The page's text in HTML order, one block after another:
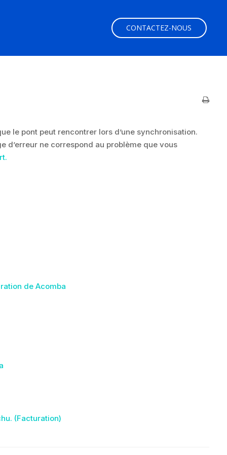
CONTACTEZ-NOUS
le pont peut rencontrer lors d’une synchronisation.
d’erreur ne correspond au problème que vous
de Acomba
(Facturation)